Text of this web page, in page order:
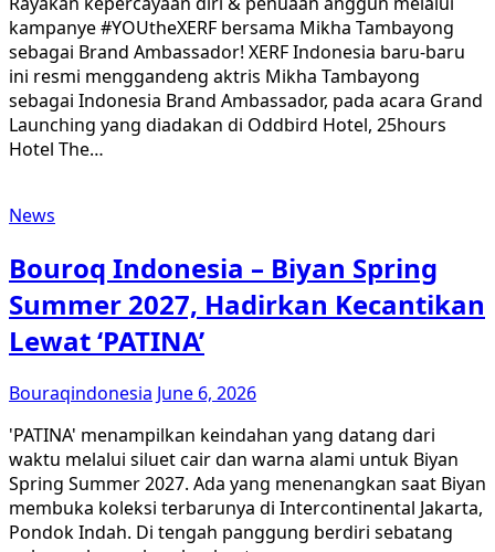
kampanye #YOUtheXERF bersama Mikha Tambayong
sebagai Brand Ambassador! XERF Indonesia baru-baru
ini resmi menggandeng aktris Mikha Tambayong
sebagai Indonesia Brand Ambassador, pada acara Grand
Launching yang diadakan di Oddbird Hotel, 25hours
Hotel The…
News
Bouroq Indonesia – Biyan Spring
Summer 2027, Hadirkan Kecantikan
Lewat ‘PATINA’
Bouraqindonesia June 6, 2026
'PATINA' menampilkan keindahan yang datang dari
waktu melalui siluet cair dan warna alami untuk Biyan
Spring Summer 2027. Ada yang menenangkan saat Biyan
membuka koleksi terbarunya di Intercontinental Jakarta,
Pondok Indah. Di tengah panggung berdiri sebatang